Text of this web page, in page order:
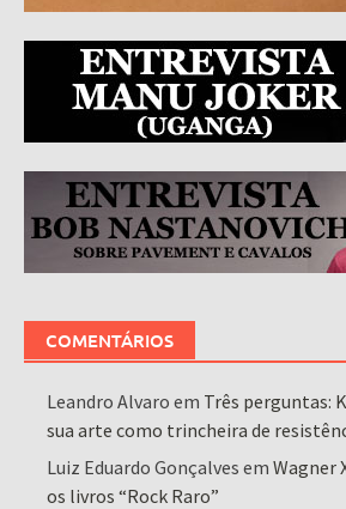
COMENTÁRIOS
Leandro Alvaro em Três perguntas:
sua arte como trincheira de
Luiz Eduardo Gonçalves emWagner
os livros “Rock Raro”